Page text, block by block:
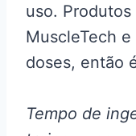
uso.
MuscleTech
doses, então
Tempo de